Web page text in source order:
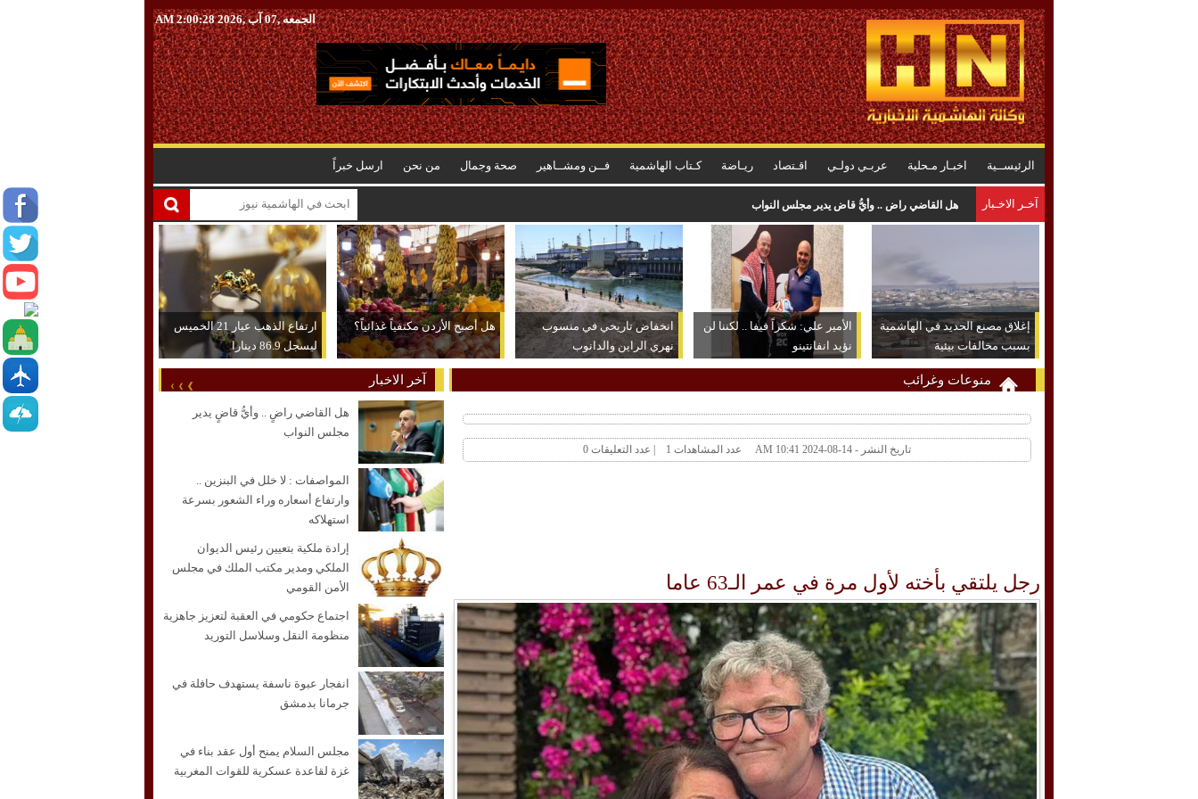
الجمعه ,07 آب ,2026 2:00:29 AM
الرئيســية اخبـار مـحلية عربـي دولـي اقـتصاد ريـاضة كـتاب الهاشمية فــن ومشــاهير صحة وجمال من نحن ارسل خبراً
آخـر الاخـبار المواصفات : لا خلل في البنزين .. وارتفاع أسعاره وراء الشعور بسرعة استهلاكه
إغلاق مصنع الحديد في الهاشمية
بسبب مخالفات بيئية
الأمير علي: شكراً فيفا .. لكننا لن
نؤيد انفانتينو
انخفاض تاريخي في منسوب
نهري الراين والدانوب
هل أصبح الأردن مكتفياً غذائياً؟
ارتفاع الذهب عيار 21 الخميس
ليسجل 86.9 دينارا
منوعات وغرائب
تاريخ النشر - 14-08-2024 10:41 AM عدد المشاهدات 1 | عدد التعليقات 0
رجل يلتقي بأخته لأول مرة في عمر الـ63 عاما
آخر الاخبار
هل القاضي راضٍ .. وأيُّ قاضٍ يدير
مجلس النواب
المواصفات : لا خلل في البنزين ..
وارتفاع أسعاره وراء الشعور بسرعة
استهلاكه
إرادة ملكية بتعيين رئيس الديوان
الملكي ومدير مكتب الملك في مجلس
الأمن القومي
اجتماع حكومي في العقبة لتعزيز جاهزية
منظومة النقل وسلاسل التوريد
انفجار عبوة ناسفة يستهدف حافلة في
جرمانا بدمشق
مجلس السلام يمنح أول عقد بناء في
غزة لقاعدة عسكرية للقوات المغربية